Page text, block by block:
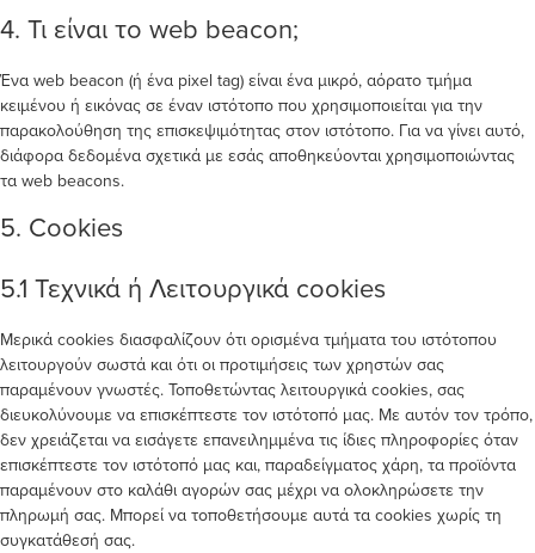
4. Τι είναι το web beacon;
Ένα web beacon (ή ένα pixel tag) είναι ένα μικρό, αόρατο τμήμα
κειμένου ή εικόνας σε έναν ιστότοπο που χρησιμοποιείται για την
παρακολούθηση της επισκεψιμότητας στον ιστότοπο. Για να γίνει αυτό,
διάφορα δεδομένα σχετικά με εσάς αποθηκεύονται χρησιμοποιώντας
τα web beacons.
5. Cookies
5.1 Τεχνικά ή Λειτουργικά cookies
Μερικά cookies διασφαλίζουν ότι ορισμένα τμήματα του ιστότοπου
λειτουργούν σωστά και ότι οι προτιμήσεις των χρηστών σας
παραμένουν γνωστές. Τοποθετώντας λειτουργικά cookies, σας
διευκολύνουμε να επισκέπτεστε τον ιστότοπό μας. Με αυτόν τον τρόπο,
δεν χρειάζεται να εισάγετε επανειλημμένα τις ίδιες πληροφορίες όταν
επισκέπτεστε τον ιστότοπό μας και, παραδείγματος χάρη, τα προϊόντα
παραμένουν στο καλάθι αγορών σας μέχρι να ολοκληρώσετε την
πληρωμή σας. Μπορεί να τοποθετήσουμε αυτά τα cookies χωρίς τη
συγκατάθεσή σας.